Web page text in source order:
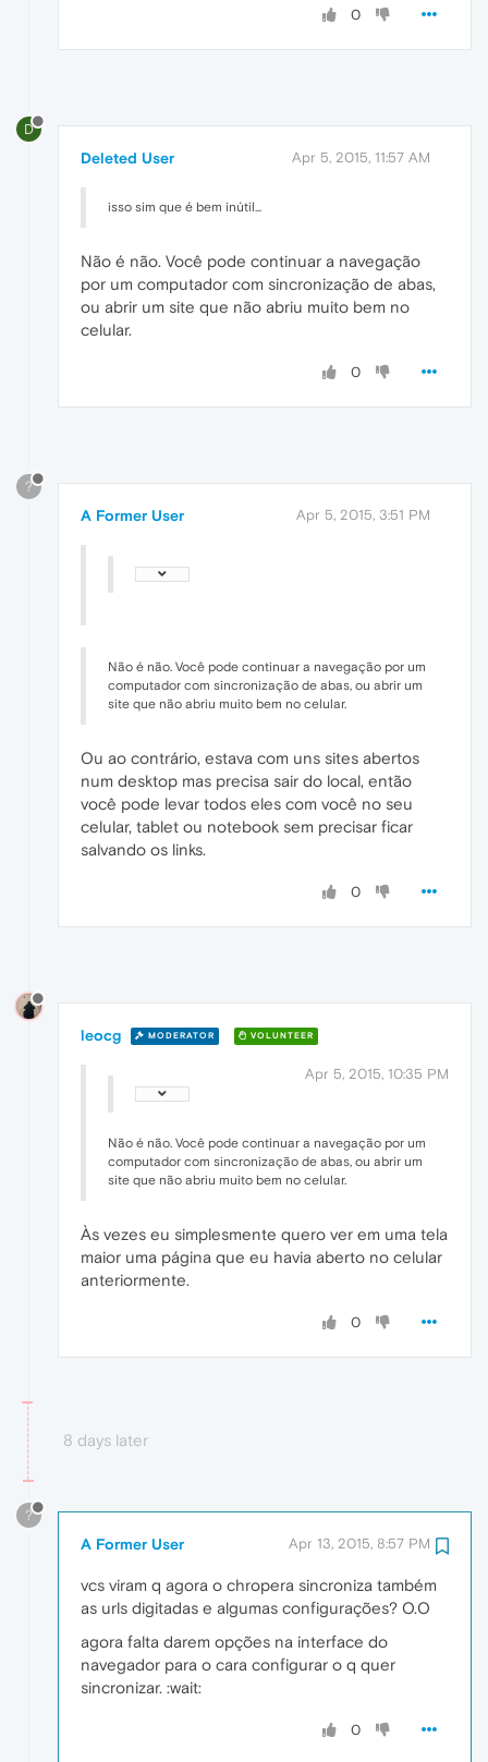
0
D
Deleted User Apr 5, 2015, 11:57 AM
isso sim que é bem inútil...
Não é não. Você pode continuar a navegação
por um computador com sincronização de abas,
ou abrir um site que não abriu muito bem no
celular.
0
?
A Former User Apr 5, 2015, 3:51 PM
Não é não. Você pode continuar a navegação por um
computador com sincronização de abas, ou abrir um
site que não abriu muito bem no celular.
Ou ao contrário, estava com uns sites abertos
num desktop mas precisa sair do local, então
você pode levar todos eles com você no seu
celular, tablet ou notebook sem precisar ficar
salvando os links.
0
leocg MODERATOR VOLUNTEER
Apr 5, 2015, 10:35 PM
Não é não. Você pode continuar a navegação por um
computador com sincronização de abas, ou abrir um
site que não abriu muito bem no celular.
Às vezes eu simplesmente quero ver em uma tela
maior uma página que eu havia aberto no celular
anteriormente.
0
8 days later
?
A Former User Apr 13, 2015, 8:57 PM
vcs viram q agora o chropera sincroniza também
as urls digitadas e algumas configurações? O.O
agora falta darem opções na interface do
navegador para o cara configurar o q quer
sincronizar. :wait:
0